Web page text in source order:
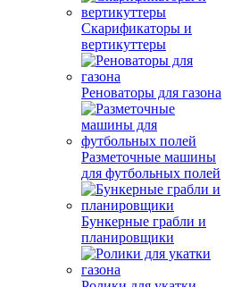
Скарификаторы и
вертикуттеры
Реноваторы для газона
Разметочные машины
для футбольных полей
Бункерные грабли и
планировщики